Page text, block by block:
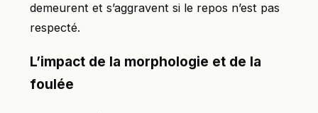
demeurent et s’aggravent si le repos n’est pas
respecté.
L’impact de la morphologie et de la
foulée